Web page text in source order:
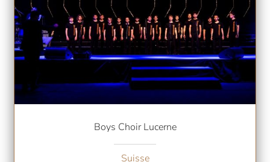
Boys Choir Lucerne
Suisse